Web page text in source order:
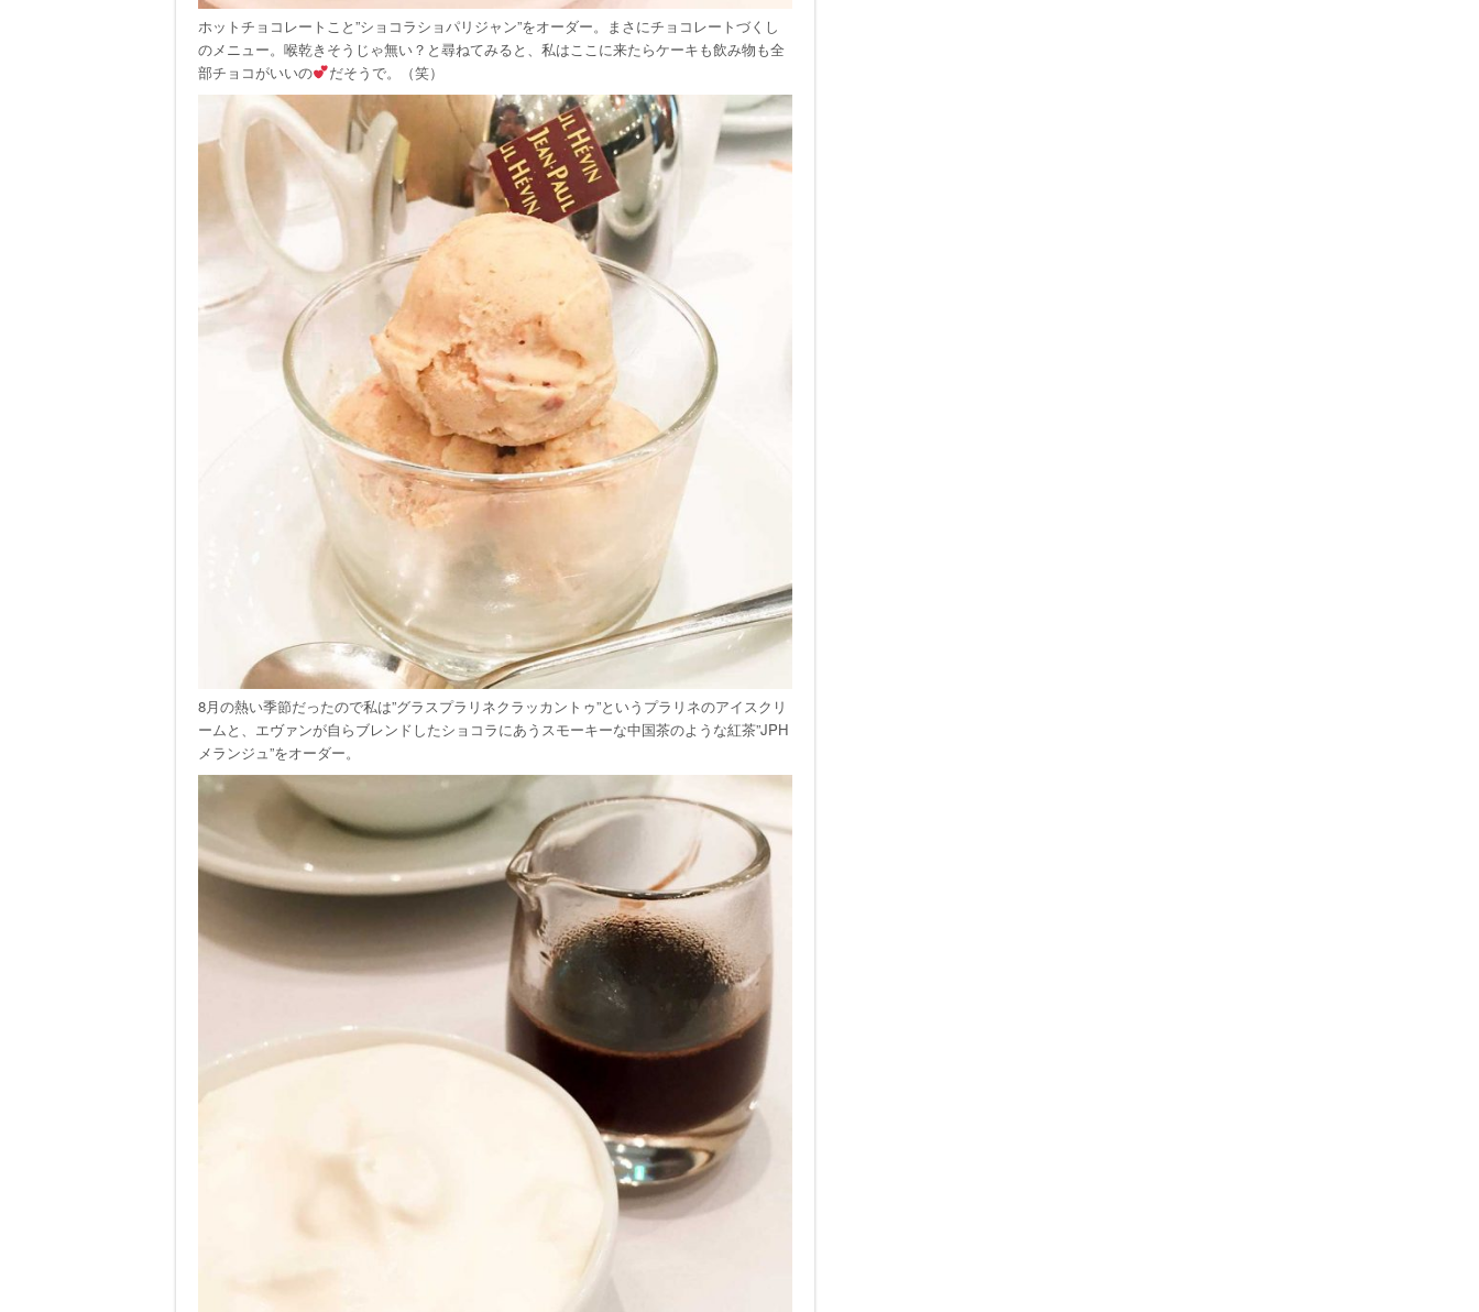
ホットチョコレートこと”ショコラショパリジャン”をオーダー。まさにチョコレートづくし
のメニュー。喉乾きそうじゃ無い？と尋ねてみると、私はここに来たらケーキも飲み物も全
部チョコがいいの
だそうで。（笑）
8月の熱い季節だったので私は”グラスプラリネクラッカントゥ”というプラリネのアイスクリ
ームと、エヴァンが自らブレンドしたショコラにあうスモーキーな中国茶のような紅茶”JPH
メランジュ”をオーダー。